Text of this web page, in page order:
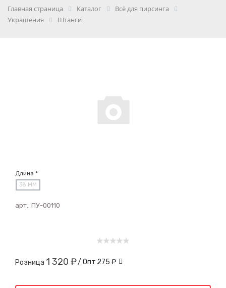
Главная страница Каталог
Всё для пирсинга
Украшения
Штанги
Длина *
38 ММ
арт.: ПУ-00110
Розница 1 320 ₽/ Опт 275 ₽